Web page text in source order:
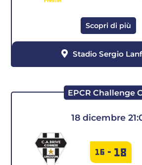
Stadio Sergio
Scopri di più
18 dicembre
EPCR Challenge
16 - 18